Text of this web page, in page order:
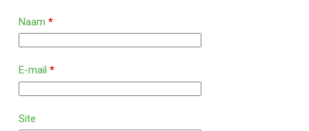
Naam *
E-mail *
Site